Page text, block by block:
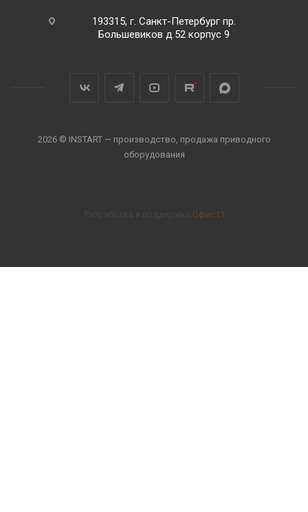
193315, г. Санкт-Петербург пр.
Большевиков д.52 корпус 9
2026 © INSTART — производство, продажа приводного
оборудования
Офис11